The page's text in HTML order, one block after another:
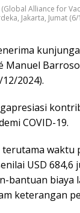
Alliance for
Jakarta, Jumat
2024).
COVID-19.
waktu
USD 684,6
bantuan biaya
keterangan